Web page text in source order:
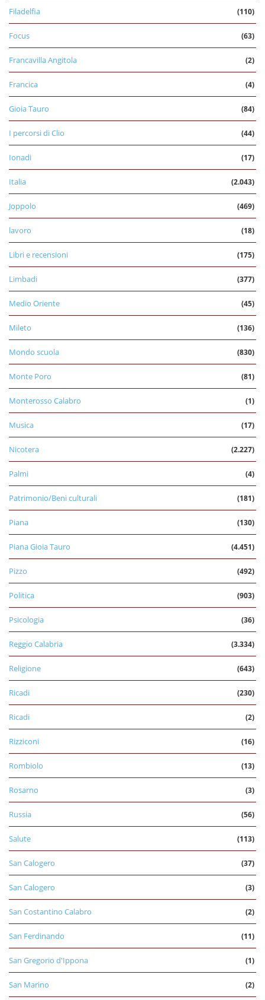
Filadelfia (110)
Focus (63)
Francavilla Angitola (2)
Francica (4)
Gioia Tauro (84)
I percorsi di Clio (44)
Ionadi (17)
Italia (2.043)
Joppolo (469)
lavoro (18)
Libri e recensioni (175)
Limbadi (377)
Medio Oriente (45)
Mileto (136)
Mondo scuola (830)
Monte Poro (81)
Monterosso Calabro (1)
Musica (17)
Nicotera (2.227)
Palmi (4)
Patrimonio/Beni culturali (181)
Piana (130)
Piana Gioia Tauro (4.451)
Pizzo (492)
Politica (903)
Psicologia (36)
Reggio Calabria (3.334)
Religione (643)
Ricadi (230)
Ricadi (2)
Rizziconi (16)
Rombiolo (13)
Rosarno (3)
Russia (56)
Salute (113)
San Calogero (37)
San Calogero (3)
San Costantino Calabro (2)
San Ferdinando (11)
San Gregorio d'Ippona (1)
San Marino (2)